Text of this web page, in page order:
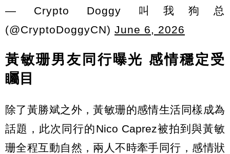
— Crypto Doggy 叫我狗总
(@CryptoDoggyCN) June 6, 2026
黃敏珊男友同行曝光 感情穩定受
矚目
除了黃勝斌之外，黃敏珊的感情生活同樣成為
話題，此次同行的Nico Caprez被拍到與黃敏
珊全程互動自然，兩人不時牽手同行，感情狀